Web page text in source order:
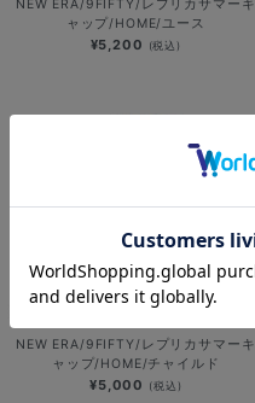
NEW ERA/9FIFTY/レプリカサマーキ
ャップ/HOME/ユース
¥5,200 (税込)
NEW ERA/9FIFTY/レプリカサマーキ
ャップ/HOME/チャイルド
¥5,000 (税込)